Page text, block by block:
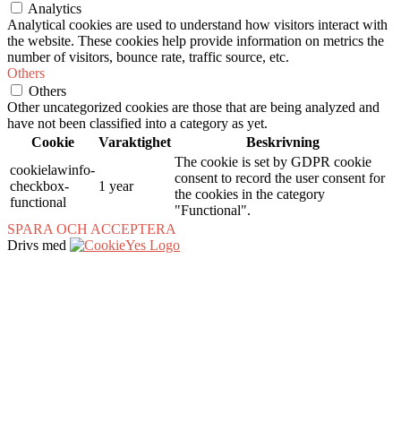
Analytics
Analytical cookies are used to understand how visitors interact with
the website. These cookies help provide information on metrics the
number of visitors, bounce rate, traffic source, etc.
Others
Others
Other uncategorized cookies are those that are being analyzed and
have not been classified into a category as yet.
Cookie
Varaktighet
Beskrivning
cookielawinfo-
checkbox-
functional
1 year
The cookie is set by GDPR cookie
consent to record the user consent for
the cookies in the category
"Functional".
SPARA OCH ACCEPTERA
Drivs med